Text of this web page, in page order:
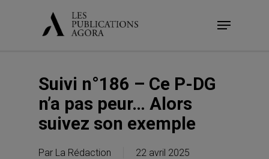
Menu
Suivi n°186 – Ce P-DG
n’a pas peur… Alors
suivez son exemple
Par La Rédaction 22 avril 2025